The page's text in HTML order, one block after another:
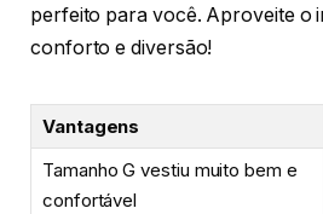
perfeito para você. Aproveite o
conforto e diversão!
Vantagens
Tamanho G vestiu muito bem e
confortável